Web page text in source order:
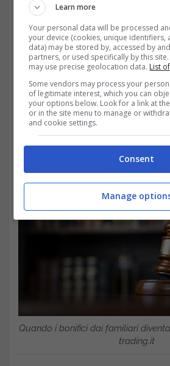
Quando i bonifici dai familiari
trading.it
Learn more
Your personal data will be processed
your device (cookies, unique identifiers,
data) may be stored by, accessed by
partners, or used specifically by this
may use precise geolocation data. List
Some vendors may process your
of legitimate interest, which you can
your options below. Look for a link at
or in the site menu to manage or
and cookie settings.
Consent
Manage